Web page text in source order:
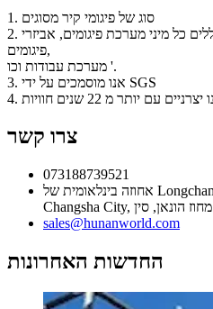
1. סוג של פיגומי קיר מסוגים
2. המוצרים העיקריים שלנו כוללים כל מיני מערכת פיגומים, אביזרי
פיגומים,
מערכת עבודות וכו '.
3. אנו מוסמכים על ידי SGS
צרו קשר
073188739521
אחוזה בינלאומית של Longchamp, מס '9 Xiangfu Rd,
Changsha City, מחוז הונאן, סין
sales@hunanworld.com
החדשות האחרונות